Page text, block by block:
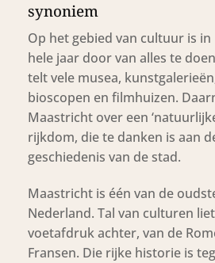
synoniem
Op het gebied van cultuur is
hele jaar door van alles te
telt vele musea,
bioscopen en filmhuizen.
Maastricht over een
rijkdom, die te danken is aan
geschiedenis van de stad.
Maastricht is één van de
Nederland. Tal van culturen
voetafdruk achter, van de
Fransen. Die rijke historie is